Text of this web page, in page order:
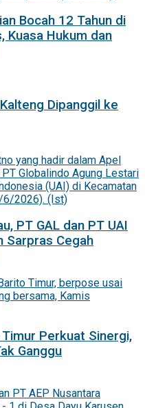
Bocah 12 Tahun di
Kuasa Hukum dan
Dipanggil ke
PT GAL dan PT UAI
Sarpras Cegah
Perkuat Sinergi,
Ganggu